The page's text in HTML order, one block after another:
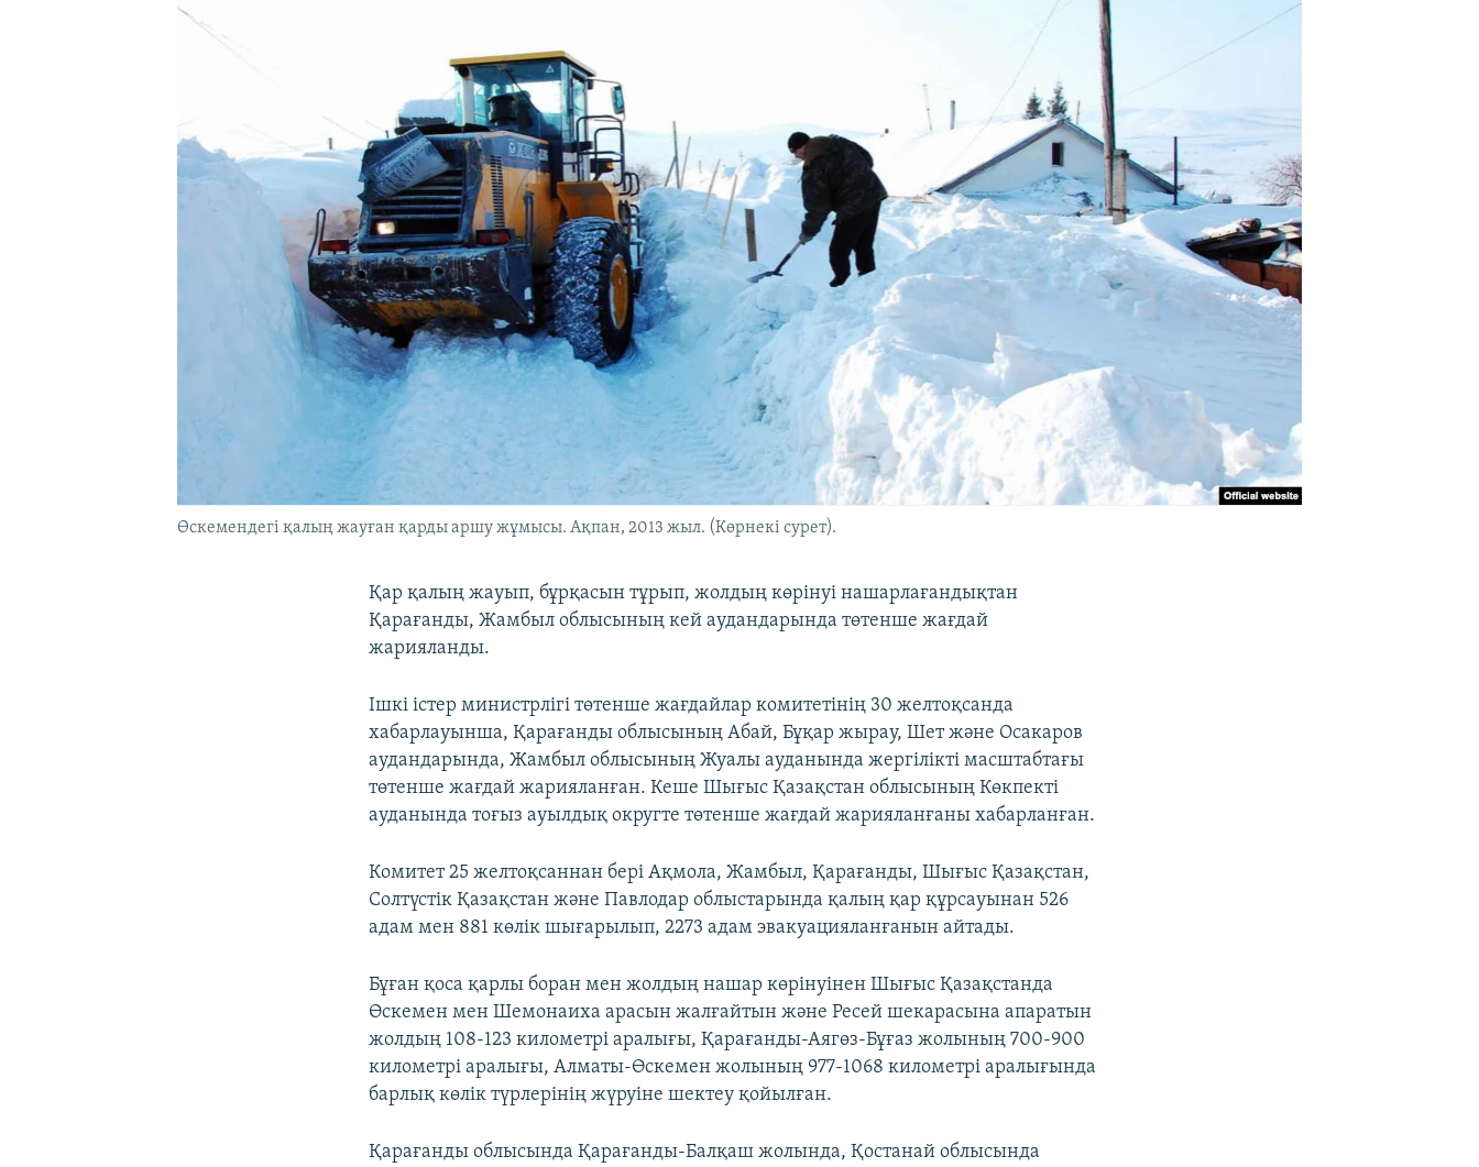
Өскемендегі қалың жауған қарды аршу жұмысы. Ақпан, 2013 жыл. (Көрнекі сурет).
Қар қалың жауып, бұрқасын тұрып, жолдың көрінуі нашарлағандықтан
Қарағанды, Жамбыл облысының кей аудандарында төтенше жағдай
жарияланды.
Ішкі істер министрлігі төтенше жағдайлар комитетінің 30 желтоқсанда
хабарлауынша, Қарағанды облысының Абай, Бұқар жырау, Шет және Осакаров
аудандарында, Жамбыл облысының Жуалы ауданында жергілікті масштабтағы
төтенше жағдай жарияланған. Кеше Шығыс Қазақстан облысының Көкпекті
ауданында тоғыз ауылдық округте төтенше жағдай жарияланғаны хабарланған.
Комитет 25 желтоқсаннан бері Ақмола, Жамбыл, Қарағанды, Шығыс Қазақстан,
Солтүстік Қазақстан және Павлодар облыстарында қалың қар құрсауынан 526
адам мен 881 көлік шығарылып, 2273 адам эвакуацияланғанын айтады.
Бұған қоса қарлы боран мен жолдың нашар көрінуінен Шығыс Қазақстанда
Өскемен мен Шемонаиха арасын жалғайтын және Ресей шекарасына апаратын
жолдың 108-123 километрі аралығы, Қарағанды-Аягөз-Бұғаз жолының 700-900
километрі аралығы, Алматы-Өскемен жолының 977-1068 километрі аралығында
барлық көлік түрлерінің жүруіне шектеу қойылған.
Қарағанды облысында Қарағанды-Балқаш жолында, Қостанай облысында